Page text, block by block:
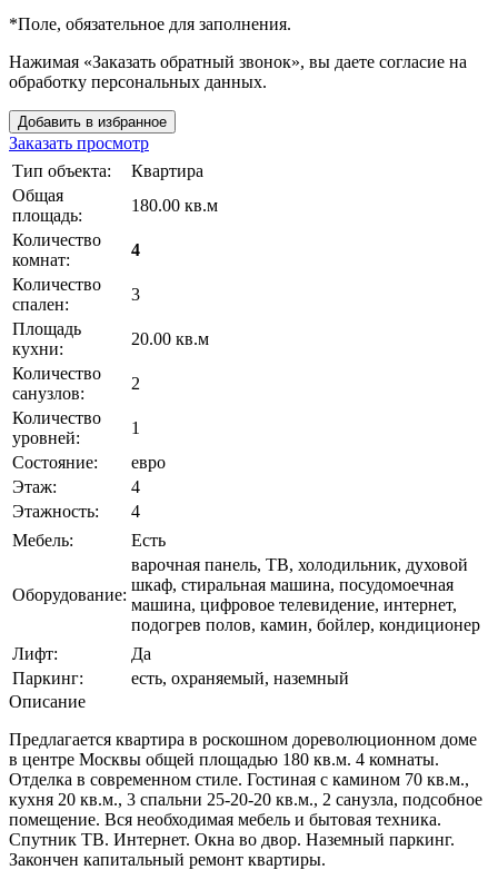
*Поле, обязательное для заполнения.
Нажимая «Заказать обратный звонок», вы даете согласие на
обработку персональных данных.
Добавить в избранное
Заказать просмотр
Тип объекта:
Квартира
Общая
площадь:
180.00 кв.м
Количество
комнат:
4
Количество
спален:
3
Площадь
кухни:
20.00 кв.м
Количество
санузлов:
2
Количество
уровней:
1
Состояние:
евро
Этаж:
4
Этажность:
4
Мебель:
Есть
Оборудование:
варочная панель, ТВ, холодильник, духовой
шкаф, стиральная машина, посудомоечная
машина, цифровое телевидение, интернет,
подогрев полов, камин, бойлер, кондиционер
Лифт:
Да
Паркинг:
eсть, охраняемый, наземный
Описание
Предлагается квартира в роскошном дореволюционном доме
в центре Москвы общей площадью 180 кв.м. 4 комнаты.
Отделка в современном стиле. Гостиная с камином 70 кв.м.,
кухня 20 кв.м., 3 спальни 25-20-20 кв.м., 2 санузла, подсобное
помещение. Вся необходимая мебель и бытовая техника.
Спутник ТВ. Интернет. Окна во двор. Наземный паркинг.
Закончен капитальный ремонт квартиры.